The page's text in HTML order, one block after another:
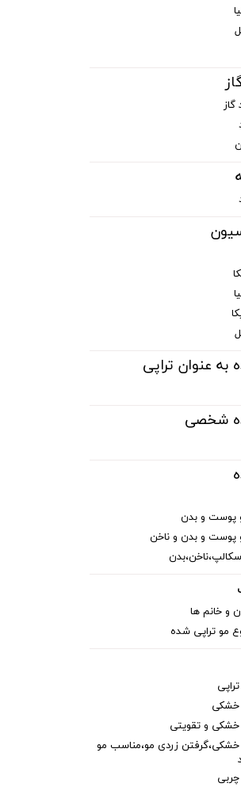
گاز
به عنوان تراپی
شخصی
پوست و بدن
پوست و بدن و ناخن
و خانم ها
مو تراپی شده
خشکی
خشکی و تقویتی
خشکی،گرفتن زردی مو،مناسب مو